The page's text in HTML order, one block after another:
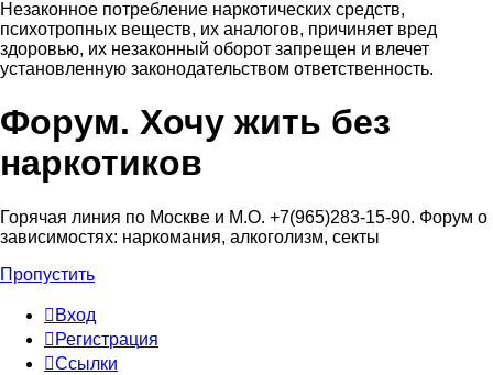
Незаконное потребление наркотических средств,
психотропных веществ, их аналогов, причиняет вред
здоровью, их незаконный оборот запрещен и влечет
установленную законодательством ответственность.
Регистрация
Форум. Хочу жить без
наркотиков
Горячая линия по Москве и М.О. +7(965)283-15-90. Форум о
зависимостях: наркомания, алкоголизм, секты
Пропустить
Вход
Регистрация
Ссылки